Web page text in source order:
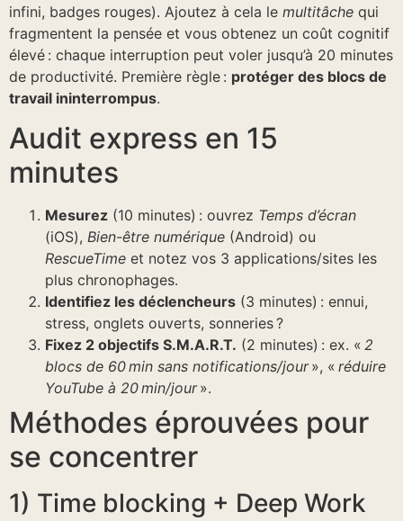
infini, badges rouges). Ajoutez à cela le multitâche qui
fragmentent la pensée et vous obtenez un coût cognitif
élevé : chaque interruption peut voler jusqu’à 20 minutes
de productivité. Première règle : protéger des blocs de
travail ininterrompus.
Audit express en 15
minutes
Mesurez (10 minutes) : ouvrez Temps d’écran
(iOS), Bien-être numérique (Android) ou
RescueTime et notez vos 3 applications/sites les
plus chronophages.
Identifiez les déclencheurs (3 minutes) : ennui,
stress, onglets ouverts, sonneries ?
Fixez 2 objectifs S.M.A.R.T. (2 minutes) : ex. « 2
blocs de 60 min sans notifications/jour», « réduire
YouTube à 20 min/jour».
Méthodes éprouvées pour
se concentrer
1) Time blocking + Deep Work